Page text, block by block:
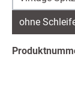
ohne